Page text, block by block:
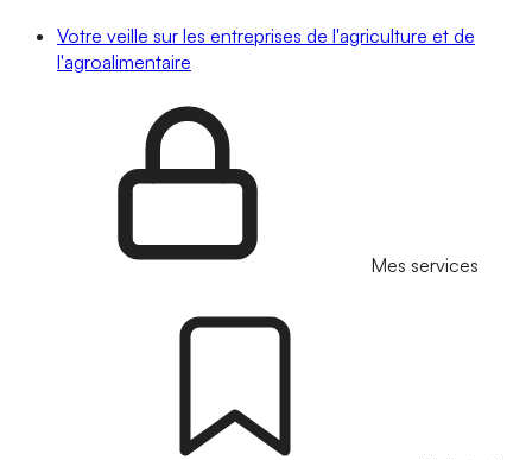
Votre veille sur les entreprises de l'agriculture et de
l'agroalimentaire
Mes services